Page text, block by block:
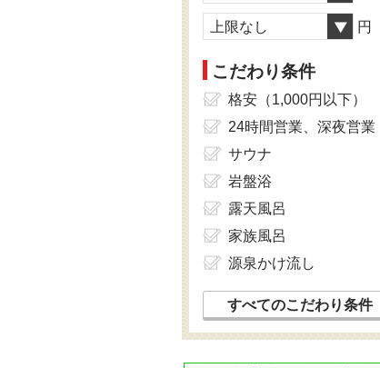
上限なし 円
こだわり条件
格安（1,000円以下）
24時間営業、深夜営業
サウナ
岩盤浴
露天風呂
家族風呂
源泉かけ流し
すべてのこだわり条件